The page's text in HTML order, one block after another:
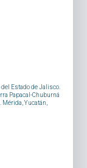
Estado de Jalisco.
Papacal-Chuburná
Mérida, Yucatán,